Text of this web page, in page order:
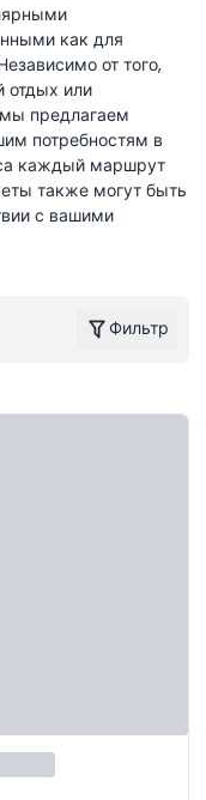
как для
от того,
отдых или
мы предлагаем
потребностям в
каждый маршрут
также могут быть
с вашими
Фильтр